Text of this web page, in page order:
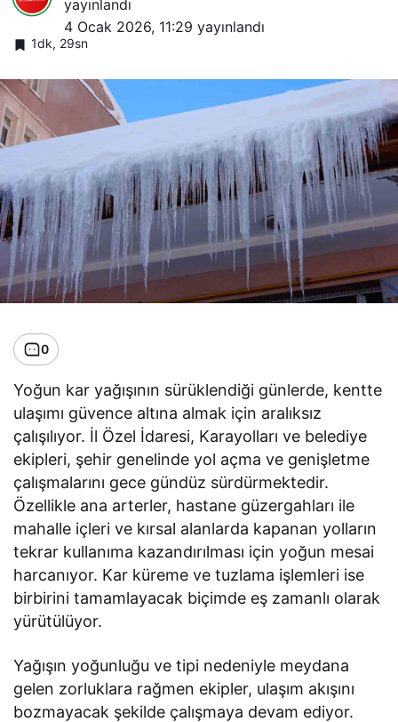
yayınlandı
4 Ocak 2026, 11:29 yayınlandı
1dk, 29sn
0
Yoğun kar yağışının sürüklendiği günlerde, kentte
ulaşımı güvence altına almak için aralıksız
çalışılıyor. İl Özel İdaresi, Karayolları ve belediye
ekipleri, şehir genelinde yol açma ve genişletme
çalışmalarını gece gündüz sürdürmektedir.
Özellikle ana arterler, hastane güzergahları ile
mahalle içleri ve kırsal alanlarda kapanan yolların
tekrar kullanıma kazandırılması için yoğun mesai
harcanıyor. Kar küreme ve tuzlama işlemleri ise
birbirini tamamlayacak biçimde eş zamanlı olarak
yürütülüyor.
Yağışın yoğunluğu ve tipi nedeniyle meydana
gelen zorluklara rağmen ekipler, ulaşım akışını
bozmayacak şekilde çalışmaya devam ediyor.